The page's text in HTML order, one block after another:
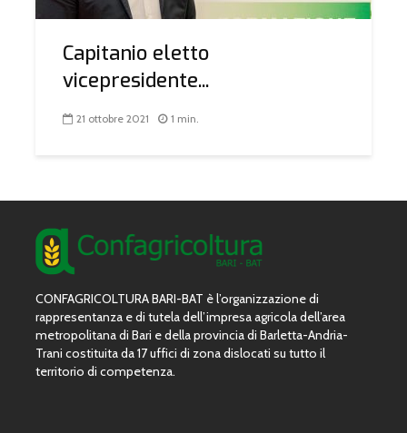
Capitanio eletto
vicepresidente...
21 ottobre 2021 1 min.
CONFAGRICOLTURA BARI-BAT è l’organizzazione di
rappresentanza e di tutela dell’impresa agricola dell’area
metropolitana di Bari e della provincia di Barletta-Andria-
Trani costituita da 17 uffici di zona dislocati su tutto il
territorio di competenza.